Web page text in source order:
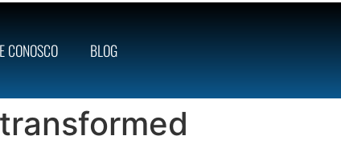
CONOSCO BLOG